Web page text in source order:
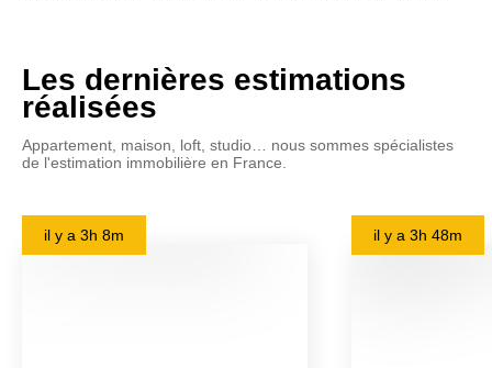
Les dernières estimations
réalisées
Appartement, maison, loft, studio… nous sommes spécialistes
de l'estimation immobilière en France.
il y a 3h 8m il y a 3h 48m